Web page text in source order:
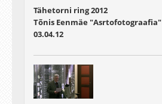
Tähetorni ring 2012
Tõnis Eenmäe "Asrtofotograafia"
03.04.12